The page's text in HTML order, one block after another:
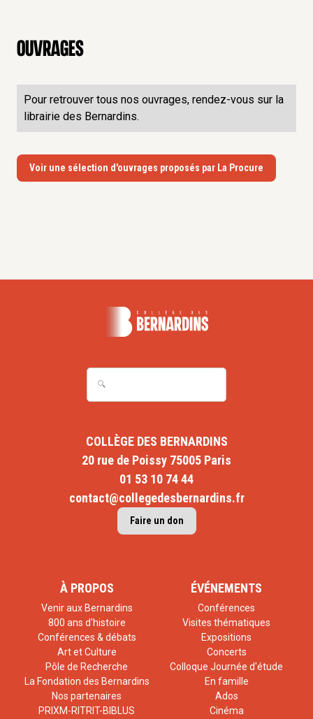
Ouvrages
Pour retrouver tous nos ouvrages, rendez-vous sur la
librairie des Bernardins.
Voir une sélection d'ouvrages proposés par La Procure
COLLÈGE DES BERNARDINS
20 rue de Poissy 75005 Paris
01 53 10 74 44
contact@collegedesbernardins.fr
Faire un don
À PROPOS
Venir aux Bernardins
800 ans d'histoire
Conférences & débats
Art et Culture
Pôle de Recherche
La Fondation des Bernardins
Nos partenaires
PRIXM-RITRIT-BIBLUS
ÉVÉNEMENTS
Conférences
Visites thématiques
Expositions
Concerts
Colloque Journée d'étude
En famille
Ados
Cinéma